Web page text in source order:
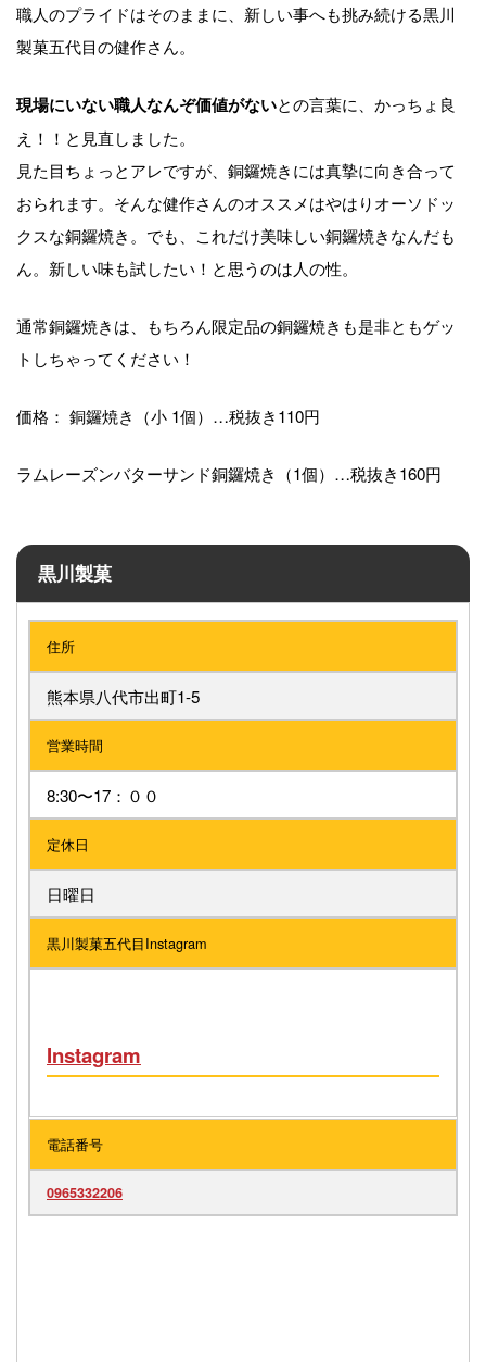
職人のプライドはそのままに、新しい事へも挑み続ける黒川
製菓五代目の健作さん。
現場にいない職人なんぞ価値がないとの言葉に、かっちょ良
え！！と見直しました。
見た目ちょっとアレですが、銅鑼焼きには真摯に向き合って
おられます。そんな健作さんのオススメはやはりオーソドッ
クスな銅鑼焼き。でも、これだけ美味しい銅鑼焼きなんだも
ん。新しい味も試したい！と思うのは人の性。
通常銅鑼焼きは、もちろん限定品の銅鑼焼きも是非ともゲッ
トしちゃってください！
価格： 銅鑼焼き（小 1個）…税抜き110円
ラムレーズンバターサンド銅鑼焼き（1個）…税抜き160円
黒川製菓
住所
熊本県八代市出町1-5
営業時間
8:30〜17：００
定休日
日曜日
黒川製菓五代目Instagram
Instagram
電話番号
0965332206